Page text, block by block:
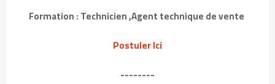
Formation : Technicien ,Agent technique de vente
Postuler Ici
--------